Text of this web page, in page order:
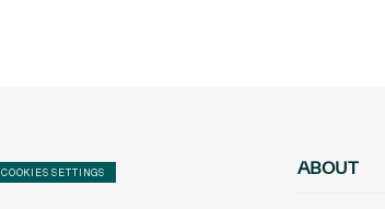
COOKIES SETTINGS ABOUT